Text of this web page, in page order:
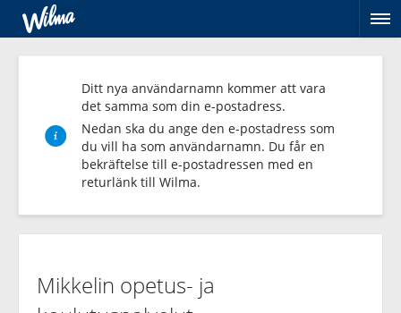
Ditt nya användarnamn kommer att vara
det samma som din e-postadress.
Nedan ska du ange den e-postadress som
du vill ha som användarnamn. Du får en
bekräftelse till e-postadressen med en
returlänk till Wilma.
personligt
Mikkelin opetus- ja